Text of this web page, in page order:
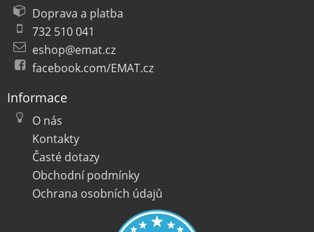
Doprava a platba
732 510 041
eshop@emat.cz
facebook.com/EMAT.cz
Informace
O nás
Kontakty
Časté dotazy
Obchodní podmínky
Ochrana osobních údajů